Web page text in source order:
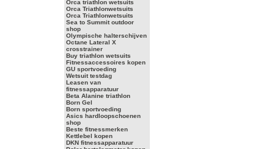
Orca triathlon wetsuits
Orca Triathlonwetsuits
Orca Triathlonwetsuits
Sea to Summit outdoor
shop
Olympische halterschijven
Octane Lateral X
crosstrainer
Buy triathlon wetsuits
Fitnessaccessoires kopen
GU sportvoeding
Wetsuit testdag
Leasen van
fitnessapparatuur
Beta Alanine triathlon
Born Gel
Born sportvoeding
Asics hardloopschoenen
shop
Beste fitnessmerken
Kettlebel kopen
DKN fitnessapparatuur